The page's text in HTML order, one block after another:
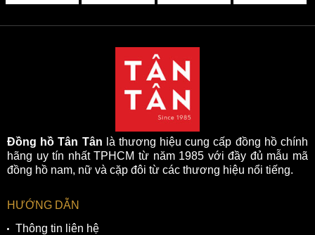
Đồng hồ Tân Tân là thương hiệu cung cấp đồng hồ chính
hãng uy tín nhất TPHCM từ năm 1985 với đầy đủ mẫu mã
đồng hồ nam, nữ và cặp đôi từ các thương hiệu nổi tiếng.
HƯỚNG DẪN
Thông tin liên hệ